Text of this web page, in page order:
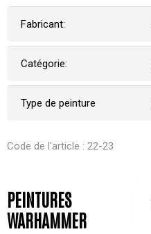
Fabricant:
Catégorie:
Type de peinture
Code de l'article : 22-23
PEINTURES
WARHAMMER